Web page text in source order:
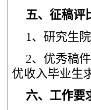
五、征稿评
1、研究生
2、优秀稿
优收入毕业生
六、工作要